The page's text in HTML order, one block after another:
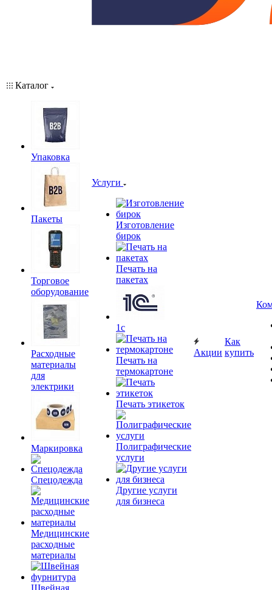
Каталог
Упаковка
Пакеты
Торговое
оборудование
Расходные
материалы
для
электрики
Маркировка
Спецодежда
Медицинские
расходные
материалы
Швейная
Услуги
Изготовление
бирок
Печать на
пакетах
1c
Печать на
термокартоне
Печать этикеток
Полиграфические
услуги
Другие услуги
для бизнеса
Акции
Как
купить